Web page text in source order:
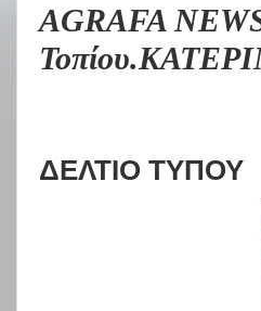
AGRAFA
ΔΕΛΤΙΟ ΤΥΠΟΥ